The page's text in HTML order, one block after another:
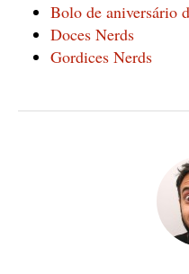
Bolo de aniversário
Doces Nerds
Gordices Nerds